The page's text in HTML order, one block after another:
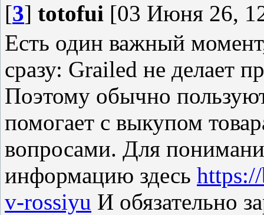
[3] totofui [03 Июня 26,
Есть один важный
сразу: Grailed не делает
Поэтому обычно
помогает с выкупом
вопросами. Для
информацию здесь
v-rossiyu И обязательно